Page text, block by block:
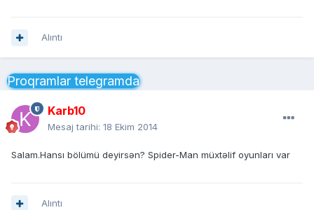
Alıntı
Proqramlar telegramda
Karb10
Mesaj tarihi: 18 Ekim 2014
Salam.Hansı bölümü deyirsən? Spider-Man müxtəlif oyunları var
Alıntı